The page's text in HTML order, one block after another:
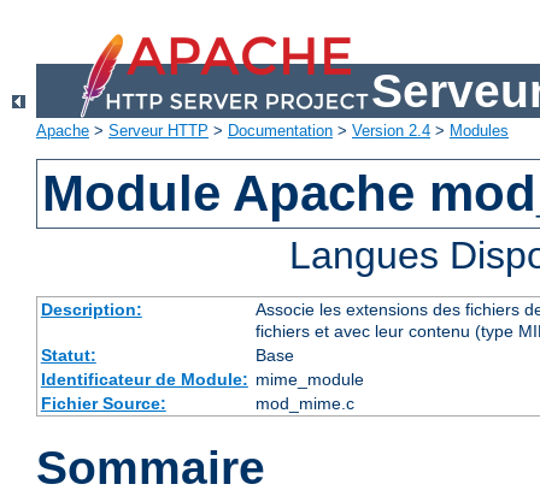
Apache > Serveur HTTP > Documentation > Version 2.4 > Modules
Module Apache
Langues
Description:
Associe les extensions des fichiers
fichiers et avec leur contenu (type
Statut:
Base
Identificateur de Module: mime_module
Fichier Source:
mod_mime.c
Sommaire